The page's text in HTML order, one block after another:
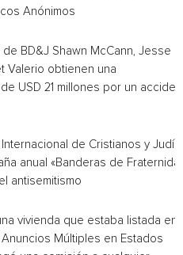
Anónimos
BD&J Shawn McCann, Jesse
Valerio obtienen una
USD 21 millones por un
Internacional de Cristianos y
anual «Banderas de
antisemitismo
vivienda que estaba listada en
Múltiples en Estados